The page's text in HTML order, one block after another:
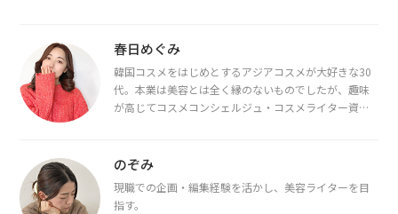
春日めぐみ
韓国コスメをはじめとするアジアコスメが大好きな30
代。本業は美容とは全く縁のないものでしたが、趣味
が高じてコスメコンシェルジュ・コスメライター資格
断・骨格診断によるイメージコンサルティングも行っ
のぞみ
現職での企画・編集経験を活かし、美容ライターを目
指す。